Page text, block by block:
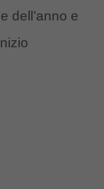
dell’anno e